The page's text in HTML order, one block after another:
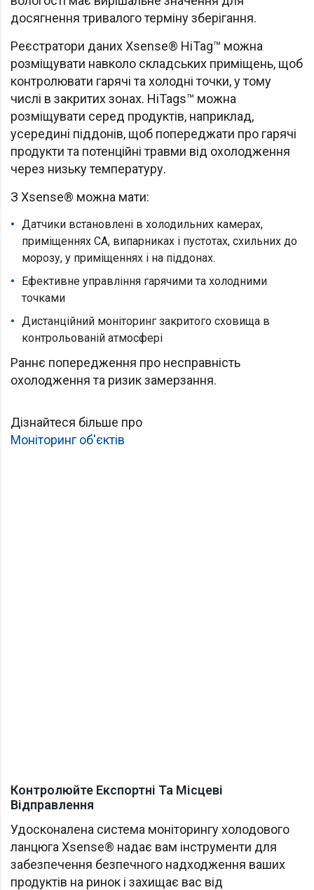
досягнення тривалого терміну зберігання.
Реєстратори даних Xsense® HiTag™ можна
розміщувати навколо складських приміщень, щоб
контролювати гарячі та холодні точки, у тому
числі в закритих зонах. HiTags™ можна
розміщувати серед продуктів, наприклад,
усередині піддонів, щоб попереджати про гарячі
продукти та потенційні травми від охолодження
через низьку температуру.
З Xsense® можна мати:
Датчики встановлені в холодильних камерах,
приміщеннях CA, випарниках і пустотах, схильних до
морозу, у приміщеннях і на піддонах.
Ефективне управління гарячими та холодними
точками
Дистанційний моніторинг закритого сховища в
контрольованій атмосфері
Раннє попередження про несправність
охолодження та ризик замерзання.
Дізнайтеся більше про
Моніторинг об'єктів
Контролюйте Експортні Та Місцеві
Відправлення
Удосконалена система моніторингу холодового
ланцюга Xsense® надає вам інструменти для
забезпечення безпечного надходження ваших
продуктів на ринок і захищає вас від